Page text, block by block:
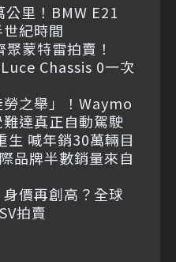
里！BMW E21
紀時間
蒙特雷拍賣！
Chassis 0一次
之舉」！Waymo
達真正自動駕駛
喊年銷30萬輛目
品牌半數銷量來自
價再創高？全球
拍賣